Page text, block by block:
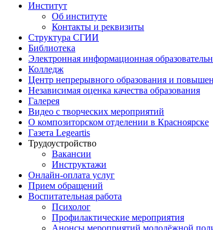
Институт
Об институте
Контакты и реквизиты
Структура СГИИ
Библиотека
Электронная информационная
Колледж
Центр непрерывного образования и
Независимая оценка качества образования
Галерея
Видео с творческих мероприятий
О композиторском отделении в Красноярске
Газета Legeartis
Трудоустройство
Вакансии
Инструктажи
Онлайн-оплата услуг
Прием обращений
Воспитательная работа
Психолог
Профилактические мероприятия